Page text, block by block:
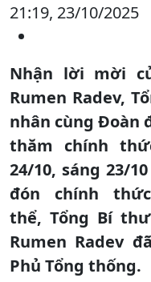
21:19, 23/10/2025
Nhận lời mời
Rumen Radev,
nhân cùng Đoàn
thăm chính
24/10, sáng 23/
đón chính
thể, Tổng Bí
Rumen Radev
Phủ Tổng thống.